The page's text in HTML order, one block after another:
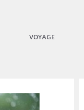
VOYAGE